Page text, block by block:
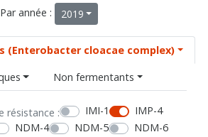
Par année : 2019
(Enterobacter cloacae complex)
Non fermentants
résistance : IMI-1
IMP-4
NDM-4 NDM-5
NDM-6